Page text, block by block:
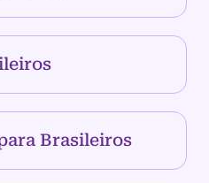
Brasileiros